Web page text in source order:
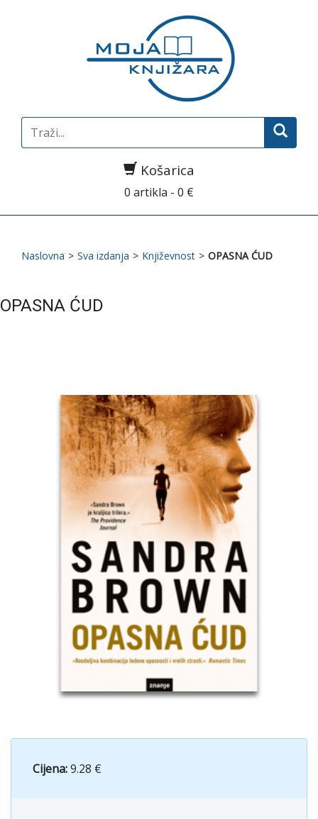
Search
for:
Košarica
0 artikla - 0 €
Naslovna > Sva izdanja > Književnost > OPASNA ĆUD
OPASNA ĆUD
Cijena:9.28 €